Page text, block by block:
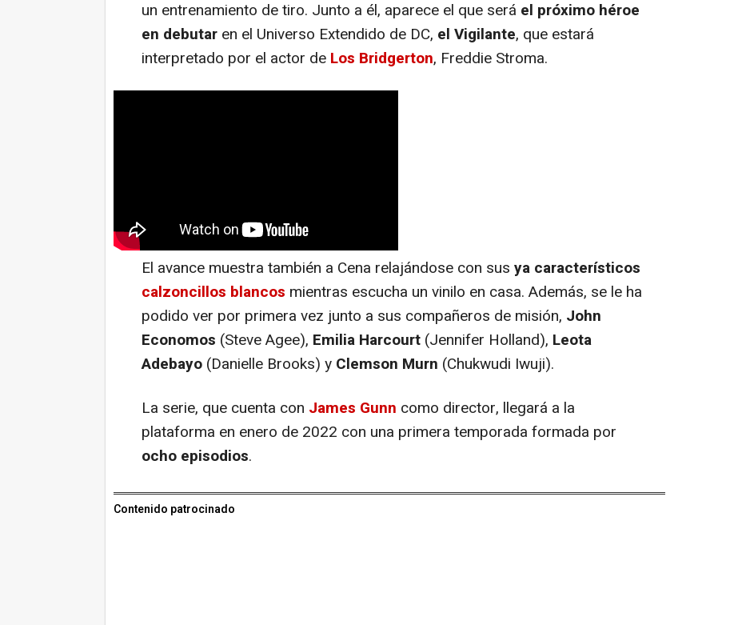
un entrenamiento de tiro. Junto a él, aparece el que será el próximo héroe
en debutar en el Universo Extendido de DC, el Vigilante, que estará
interpretado por el actor de Los Bridgerton, Freddie Stroma.
El avance muestra también a Cena relajándose con sus ya característicos
calzoncillos blancos mientras escucha un vinilo en casa. Además, se le ha
podido ver por primera vez junto a sus compañeros de misión, John
Economos (Steve Agee), Emilia Harcourt (Jennifer Holland), Leota
Adebayo (Danielle Brooks) y Clemson Murn (Chukwudi Iwuji).
La serie, que cuenta con James Gunn como director, llegará a la
plataforma en enero de 2022 con una primera temporada formada por
ocho episodios.
Contenido patrocinado